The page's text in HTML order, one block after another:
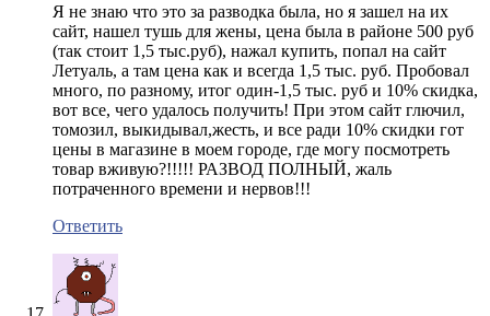
Я не знаю что это за разводка была, но я зашел на их
сайт, нашел тушь для жены, цена была в районе 500 руб
(так стоит 1,5 тыс.руб), нажал купить, попал на сайт
Летуаль, а там цена как и всегда 1,5 тыс. руб. Пробовал
много, по разному, итог один-1,5 тыс. руб и 10% скидка,
вот все, чего удалось получить! При этом сайт глючил,
томозил, выкидывал,жесть, и все ради 10% скидки гот
цены в магазине в моем городе, где могу посмотреть
товар вживую?!!!!! РАЗВОД ПОЛНЫЙ, жаль
потраченного времени и нервов!!!
Ответить